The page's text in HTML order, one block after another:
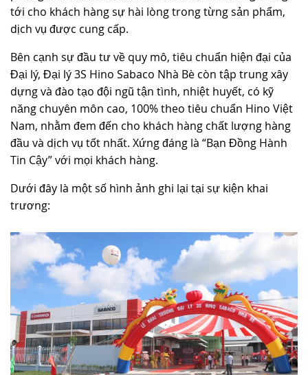
tới cho khách hàng sự hài lòng trong từng sản phẩm,
dịch vụ được cung cấp.
Bên cạnh sự đầu tư về quy mô, tiêu chuẩn hiện đại của
Đại lý, Đại lý 3S Hino Sabaco Nhà Bè còn tập trung xây
dựng và đào tạo đội ngũ tận tình, nhiệt huyết, có kỹ
năng chuyên môn cao, 100% theo tiêu chuẩn Hino Việt
Nam, nhằm đem đến cho khách hàng chất lượng hàng
đầu và dịch vụ tốt nhất. Xứng đáng là “Bạn Đồng Hành
Tin Cậy” với mọi khách hàng.
Dưới đây là một số hình ảnh ghi lại tại sự kiện khai
trương: